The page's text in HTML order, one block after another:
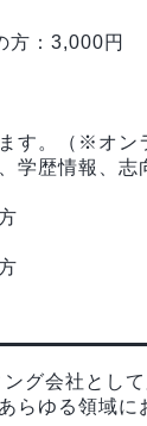
方：3,000円
す。（※オン
学歴情報、志
グ会社とし
らゆる領域